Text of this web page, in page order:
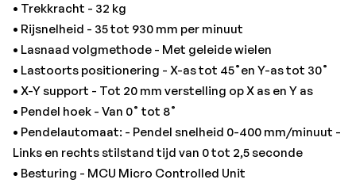
Toepassingen:
• Lastractor positie op een liggend vlak en opstaand
vlak.
• Lasposities PA , PB, PC en PD.
Nummer - Omschrijving
2365001 - Topreach lastractor HCD 500-6
2365102 - Topreach accu 4 Ah
• Trekkracht - 32 kg
• Rijsnelheid - 35 tot 930 mm per minuut
• Lasnaad volgmethode - Met geleide wielen
• Lastoorts positionering - X-as tot 45˚en Y-as tot 30˚
• X-Y support - Tot 20 mm verstelling op X as en Y as
• Pendel hoek - Van 0˚ tot 8˚
• Pendelautomaat: - Pendel snelheid 0-400 mm/minuut -
Links en rechts stilstand tijd van 0 tot 2,5 seconde
• Besturing - MCU Micro Controlled Unit